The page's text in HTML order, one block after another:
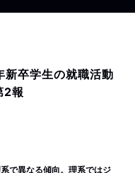
新卒学生の就職活動
2報
で異なる傾向。理系ではジ